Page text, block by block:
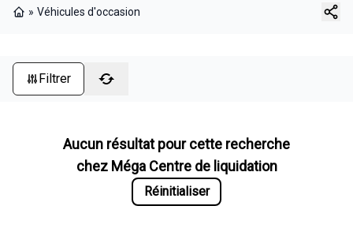
» Véhicules d'occasion
Filtrer
Aucun résultat pour cette recherche
chez Méga Centre de liquidation
Réinitialiser